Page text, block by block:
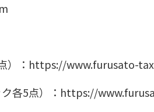
）： https://www.furusato-
各5点）： https://